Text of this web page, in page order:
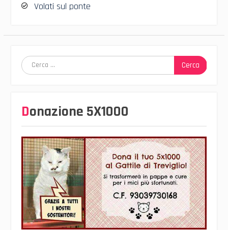
Volati sul ponte
Ricerca
per:
Donazione 5X1000